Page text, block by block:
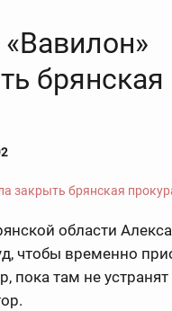
брянская
области
чтобы временно
пока там не